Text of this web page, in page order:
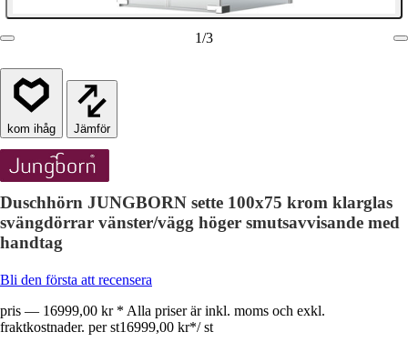
1/3
Jämför
Duschhörn JUNGBORN sette 100x75 krom klarglas
svängdörrar vänster/vägg höger smutsavvisande med
handtag
Bli den första att recensera
pris — 16999,00 kr * Alla priser är inkl. moms och exkl.
fraktkostnader. per st16999,00 kr*/ st